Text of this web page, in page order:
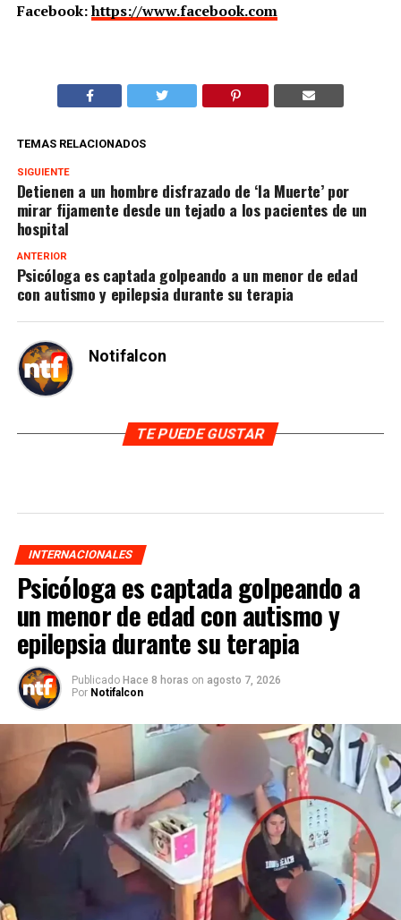
Facebook:https://www.facebook.com
TEMAS RELACIONADOS
SIGUIENTE
Detienen a un hombre disfrazado de ‘la Muerte’ por
mirar fijamente desde un tejado a los pacientes de un
hospital
ANTERIOR
Psicóloga es captada golpeando a un menor de edad
con autismo y epilepsia durante su terapia
Notifalcon
TE PUEDE GUSTAR
INTERNACIONALES
Psicóloga es captada golpeando a
un menor de edad con autismo y
epilepsia durante su terapia
Publicado Hace 8 horas on agosto 7, 2026
Por Notifalcon